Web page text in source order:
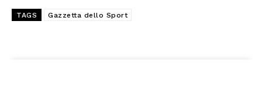
TAGS Gazzetta dello Sport